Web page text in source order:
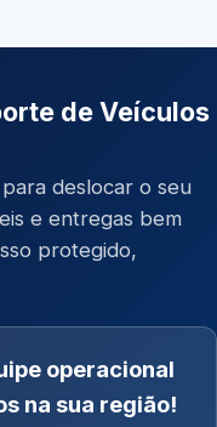
de Veículos
deslocar o seu
e entregas bem
protegido,
operacional
na sua região!